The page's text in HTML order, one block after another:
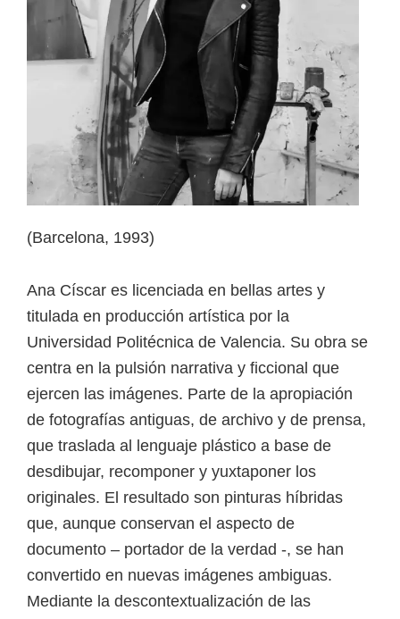
(Barcelona, 1993)
Ana Císcar es licenciada en bellas artes y
titulada en producción artística por la
Universidad Politécnica de Valencia. Su obra se
centra en la pulsión narrativa y ficcional que
ejercen las imágenes. Parte de la apropiación
de fotografías antiguas, de archivo y de prensa,
que traslada al lenguaje plástico a base de
desdibujar, recomponer y yuxtaponer los
originales. El resultado son pinturas híbridas
que, aunque conservan el aspecto de
documento – portador de la verdad -, se han
convertido en nuevas imágenes ambiguas.
Mediante la descontextualización de las